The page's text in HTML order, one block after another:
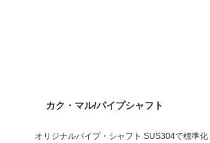
カク・マル/パイプシャフト
オリジナルパイプ・シャフト SUS304で標準化